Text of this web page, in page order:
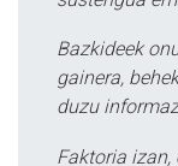
Bazkideek
gainera,
duzu
Faktoria izan,